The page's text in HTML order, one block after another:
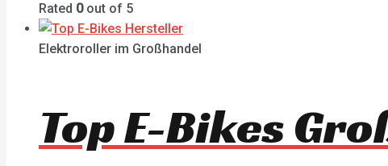
Rated 0out of 5
Elektroroller im Großhandel
Top E-Bikes